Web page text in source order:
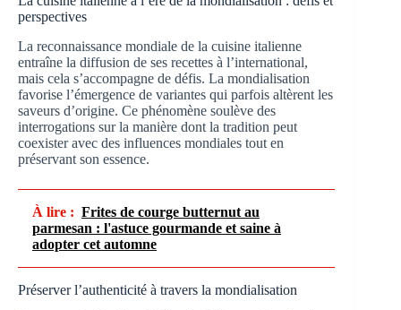
perspectives
La reconnaissance mondiale de la cuisine italienne
entraîne la diffusion de ses recettes à l’international,
mais cela s’accompagne de défis. La mondialisation
favorise l’émergence de variantes qui parfois altèrent les
saveurs d’origine. Ce phénomène soulève des
interrogations sur la manière dont la tradition peut
coexister avec des influences mondiales tout en
préservant son essence.
À lire : Frites de courge butternut au
parmesan : l'astuce gourmande et saine à
adopter cet automne
Préserver l’authenticité à travers la mondialisation